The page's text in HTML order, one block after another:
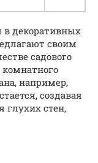
в декоративных
своим
садового
например,
создавая
глухих стен,